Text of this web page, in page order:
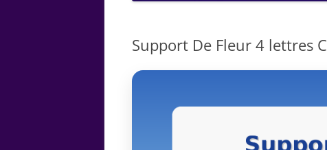
Support De Fleur 4 lettres